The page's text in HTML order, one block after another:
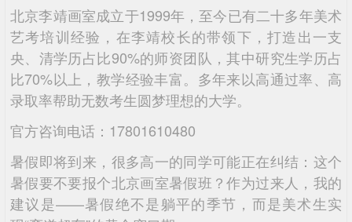
北京李靖画室成立于1999年，至今已有二十多年美术
艺考培训经验，在李靖校长的带领下，打造出一支
央、清学历占比90%的师资团队，其中研究生学历占
比70%以上，教学经验丰富。多年来以高通过率、高
录取率帮助无数考生圆梦理想的大学。
官方咨询电话：17801610480
暑假即将到来，很多高一的同学可能正在纠结：这个
暑假要不要报个北京画室暑假班？作为过来人，我的
建议是——暑假绝不是躺平的季节，而是美术生实